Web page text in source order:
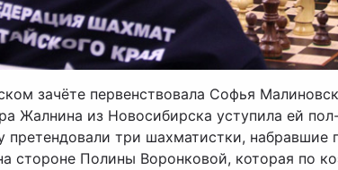
зачёте первенствовала Софья
Жалнина из Новосибирска уступила ей
претендовали три шахматистки, набравшие
стороне Полины Воронковой, которая по